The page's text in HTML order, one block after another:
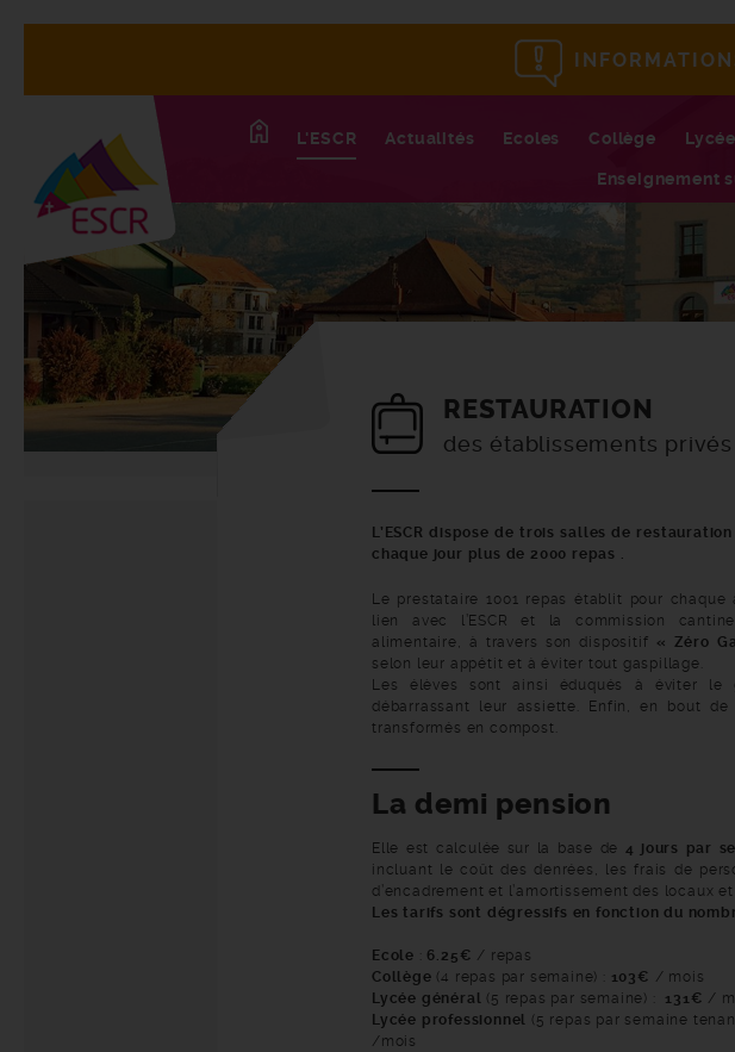
L'ESCR Actualités Ecoles Collège
Enseignement
RESTAURATION
des établissements privés
L’ESCR dispose de trois salles de
chaque jour plus de 2000 repas .
Le prestataire 1001 repas établit pour
lien avec l’ESCR et la commission
alimentaire, à travers son dispositif « Zéro
selon leur appétit et à éviter tout gaspillage.
Les élèves sont ainsi éduqués à éviter le
débarrassant leur assiette. Enfin, en bout
transformés en compost.
La demi pension
Elle est calculée sur la base de 4 jours par
incluant le coût des denrées, les frais de
d’encadrement et l’amortissement des locaux
Les tarifs sont dégressifs en fonction du
Ecole 6.25€ / repas
Collège (4 repas par semaine) : 103€ / mois
Lycée général (5 repas par semaine) : 131€ /
Lycée professionnel (5 repas par semaine
/mois